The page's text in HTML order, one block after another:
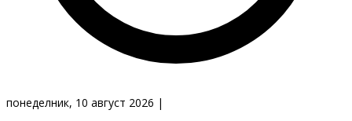
понеделник, 10 август 2026 |